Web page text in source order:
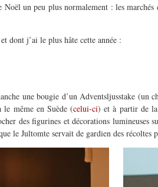
un peu plus normalement : les
dont j’ai le plus hâte cette année :
une bougie d’un Adventsljusstake (un
le même en Suède (celui-ci) età partir de la
des figurines et décorations lumineuses
le Jultomte servait de gardien des récoltes